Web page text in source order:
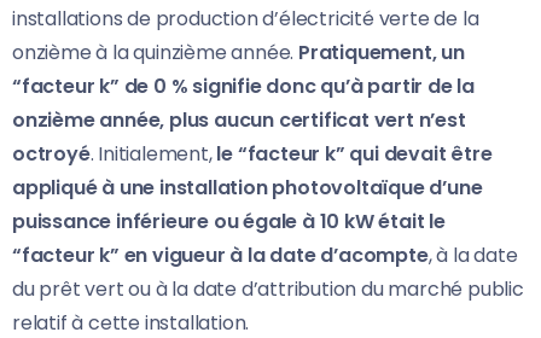
installations de production d’électricité verte de la
onzième à la quinzième année. Pratiquement, un
“facteur k” de 0 % signifie donc qu’à partir de la
onzième année, plus aucun certificat vert n’est
octroyé. Initialement,le “facteur k” qui devait être
appliqué à une installation photovoltaïque d’une
puissance inférieure ou égale à 10 kW était le
“facteur k” en vigueur à la date d’acompte, à la date
du prêt vert ou à la date d’attribution du marché public
relatif à cette installation.